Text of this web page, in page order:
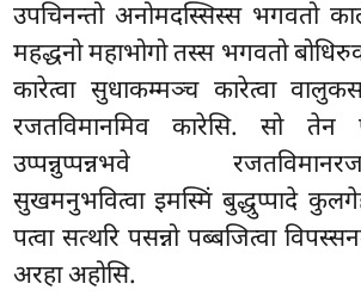
उपचिनन्तो अनोमदस्सिस्स भगवतो
महद्धनो महाभोगो तस्स भगवतो
कारेत्वा सुधाकम्मञ्च कारेत्वा
रजतविमानमिव कारेसि. सो तेन
उप्पन्नुप्पन्नभवे
सुखमनुभवित्वा इमस्मिं बुद्धुप्पादे
पत्वा सत्थरि पसन्नो पब्बजित्वा
अरहा अहोसि.